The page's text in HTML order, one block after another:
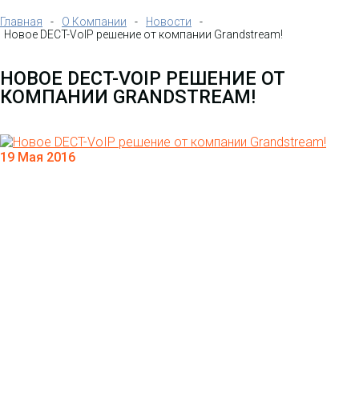
Главная - О Компании - Новости
-
Новое DECT-VoIP решение от компании Grandstream!
НОВОЕ DECT-VOIP РЕШЕНИЕ ОТ
КОМПАНИИ GRANDSTREAM!
19 Мая 2016